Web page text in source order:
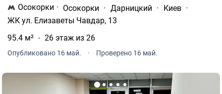
Осокорки · Осокорки · Дарницкий · Киев ·
ЖК ул. Елизаветы Чавдар, 13
95.4 м²
26 этаж из 26
Опубликовано 16 май. · Проверено 16 май.